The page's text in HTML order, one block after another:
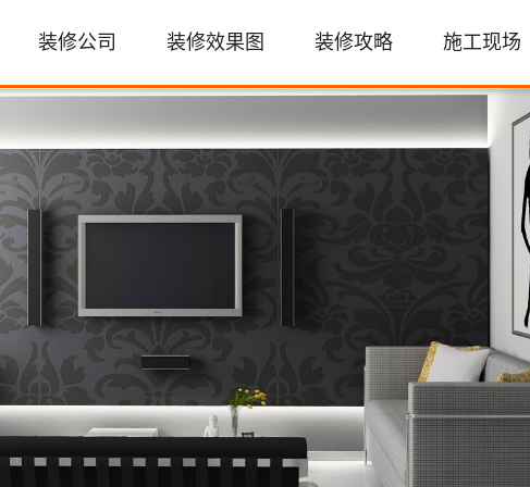
装修公司 装修效果图 装修攻略 施工现场